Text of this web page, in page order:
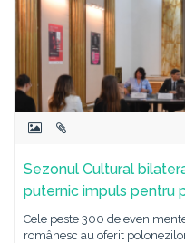
Sezonul Cultural
puternic impuls pentru
Cele peste 300 de
românesc au oferit